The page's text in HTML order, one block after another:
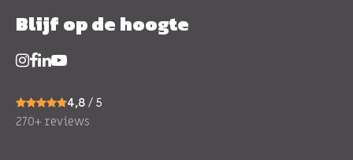
Blijf op de hoogte
4,8 / 5
270+ reviews